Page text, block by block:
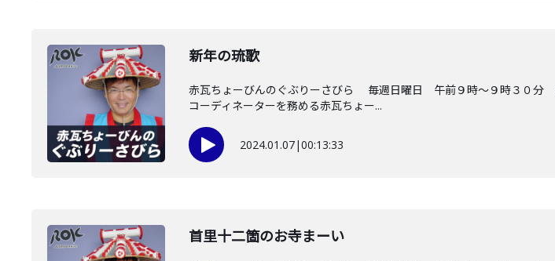
新年の琉歌
赤瓦ちょーびんのぐぶりーさびら 毎週日曜日 午前９時～９時３０分
コーディネーターを務める赤瓦ちょー...
2024.01.07|00:13:33
首里十二箇のお寺まーい